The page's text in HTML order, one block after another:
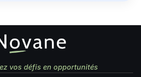
vos défis en opportunités